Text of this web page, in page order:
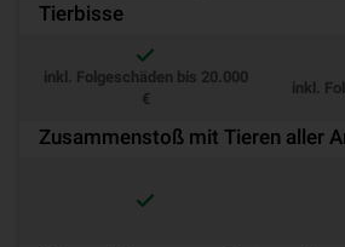
Tierbisse
inkl. Folgeschäden bis 20.000
€
inkl.
Zusammenstoß mit Tieren aller